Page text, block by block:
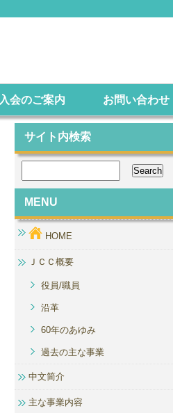
入会のご案内 お問い合わせ
サイト内検索
MENU
HOME
ＪＣＣ概要
役員/職員
沿革
60年のあゆみ
過去の主な事業
中文简介
主な事業内容